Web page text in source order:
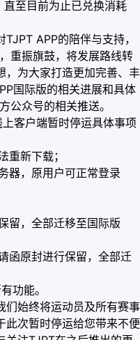
至目前为止已兑换消耗
APP的陪伴与支持，
重振旗鼓，将发展路线转
，为大家打造更加完善、丰
国际版的相关进展和具体
公众号的相关推送。
客户端暂时停运具体事项
新下载；
器，原用户可正常登录
留，全部迁移至国际版
函原封进行保留，全部迁
功能。
们始终将运动员及所有赛事
此次暂时停运给您带来不便